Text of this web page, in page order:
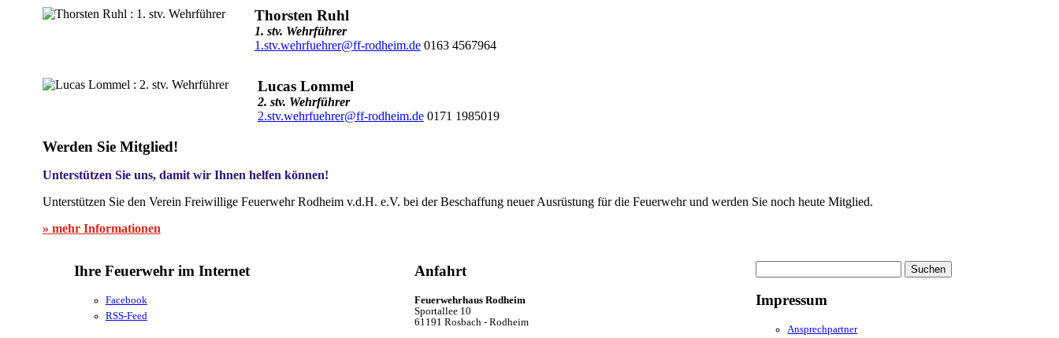
Thorsten Ruhl
1. stv. Wehrführer
1.stv.wehrfuehrer@ff-rodheim.de0163 4567964
Lucas Lommel
2. stv. Wehrführer
2.stv.wehrfuehrer@ff-rodheim.de0171 1985019
Werden Sie Mitglied!
Unterstützen Sie uns, damit wir Ihnen helfen können!
Unterstützen Sie den Verein Freiwillige Feuerwehr Rodheim v.d.H. e.V. bei der Beschaffung neuer Ausrüstung für die Feuerwehr und werden Sie noch heute Mitglied.
» mehr Informationen
Ihre Feuerwehr im Internet
Facebook
RSS-Feed
Anfahrt
Feuerwehrhaus Rodheim
Sportallee 10
61191 Rosbach - Rodheim
nach:
Impressum
Ansprechpartner